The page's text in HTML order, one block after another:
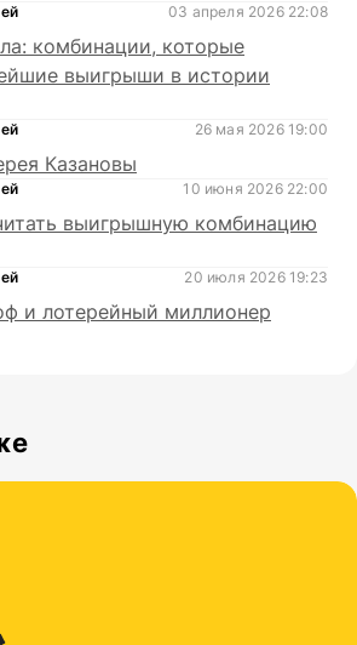
03 апреля 2026 22:08
комбинации, которые
выигрыши в истории
26 мая 2026 19:00
Казановы
10 июня 2026 22:00
выигрышную комбинацию
20 июля 2026 19:23
и лотерейный миллионер